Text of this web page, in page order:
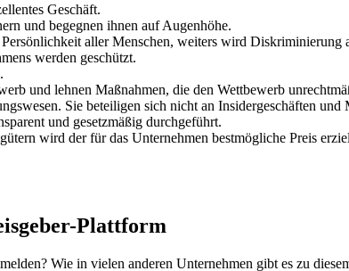
Geschäft.
und begegnen ihnen auf Augenhöhe.
aller Menschen, weiters wird Diskriminierung
werden geschützt.
und lehnen Maßnahmen, die den Wettbewerb
Sie beteiligen sich nicht an Insidergeschäften und
und gesetzmäßig durchgeführt.
wird der für das Unternehmen bestmögliche Preis
Plattform
Wie in vielen anderen Unternehmen gibt es zu